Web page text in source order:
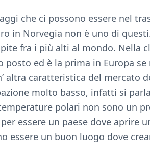
che ci possono essere nel
in Norvegia non è uno di
fra i più alti al mondo. Nella
posto ed è la prima in Europa
altra caratteristica del mercato
molto basso, infatti si
polari non sono un
essere un paese dove aprire
essere un buon luogo dove